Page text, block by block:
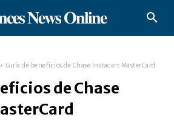
𝐍𝐞𝐰𝐬 𝐎𝐧𝐥𝐢𝐧𝐞
Guía de beneficios de Chase Instacart MasterCard
de Chase